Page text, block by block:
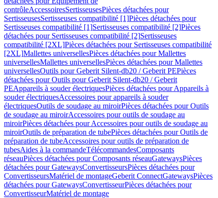
contrôleAccessoiresSertisseusesPièces détachées pour
SertisseusesSertisseuses compatibilité [1]Pièces détachées pour
Sertisseuses compatibilité [1]Sertisseuses compatibilité [2]Pièces
détachées pour Sertisseuses compatibilité [2]Sertisseuses
compatibilité [2XL]Pièces détachées pour Sertisseuses compatibilité
[2XL]Mallettes universellesPièces détachées pour Mallettes
universellesMallettes universellesPièces détachées pour Mallettes
universellesOutils pour Geberit Silent-db20 / Geberit PEPièces
détachées pour Outils pour Geberit Silent-db20 / Geberit
PEAppareils à souder électriquesPièces détachées pour Appareils à
souder électriquesAccessoires pour appareils à souder
électriquesOutils de soudage au miroirPièces détachées pour Outils
de soudage au miroirAccessoires pour outils de soudage au
miroirPièces détachées pour Accessoires pour outils de soudage au
miroirOutils de préparation de tubePièces détachées pour Outils de
préparation de tubeAccessoires pour outils de préparation de
tubesAides à la commandeTélécommandesComposants
réseauPièces détachées pour Composants réseauGatewaysPièces
détachées pour GatewaysConvertisseursPièces détachées pour
ConvertisseursMatériel de montageGeberit ConnectGatewaysPièces
détachées pour GatewaysConvertisseurPièces détachées pour
ConvertisseurMatériel de montage